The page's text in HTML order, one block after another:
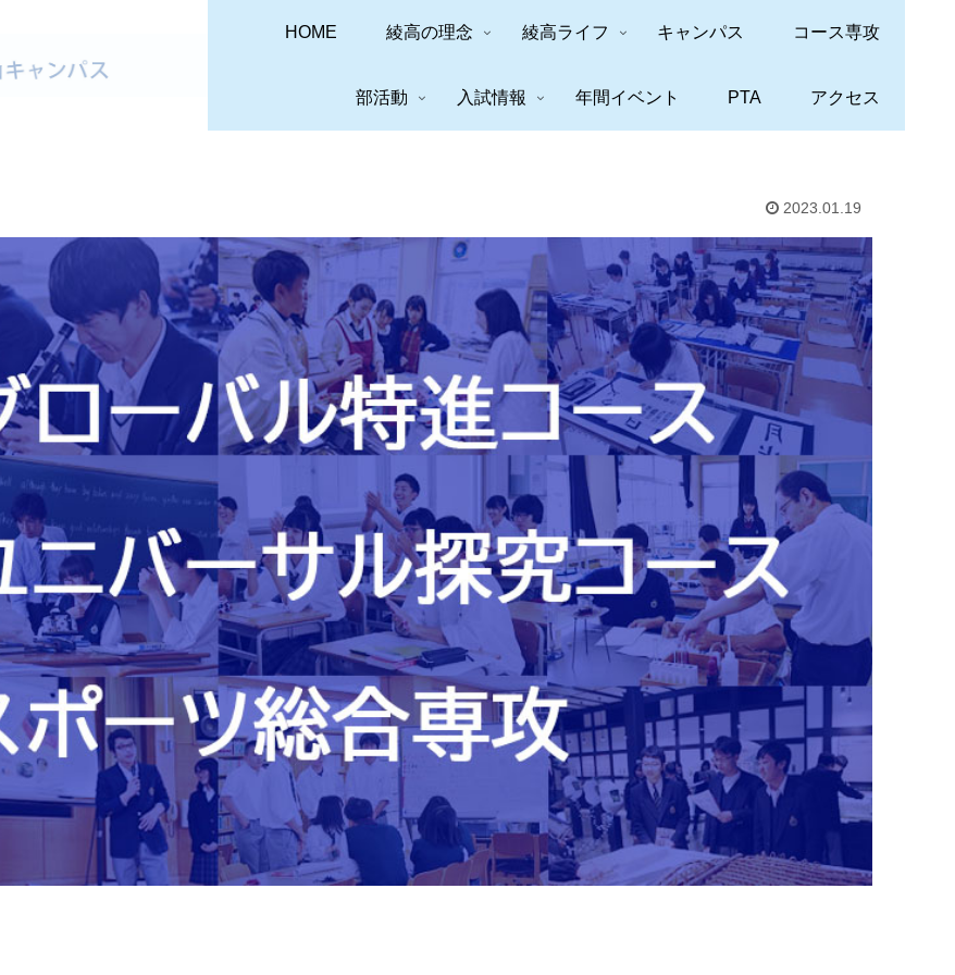
HOME 綾高の理念 綾高ライフ キャンパス コース専攻
部活動 入試情報 年間イベント PTA アクセス
2023.01.19